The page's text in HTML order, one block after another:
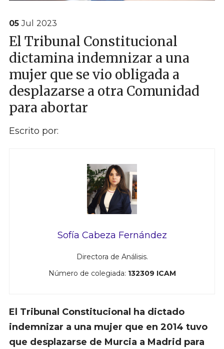
05 Jul 2023
El Tribunal Constitucional
dictamina indemnizar a una
mujer que se vio obligada a
desplazarse a otra Comunidad
para abortar
Escrito por:
Sofía Cabeza Fernández
Directora de Análisis.
Número de colegiada: 132309 ICAM
El Tribunal Constitucional ha dictado
indemnizar a una mujer que en 2014 tuvo
que desplazarse de Murcia a Madrid para